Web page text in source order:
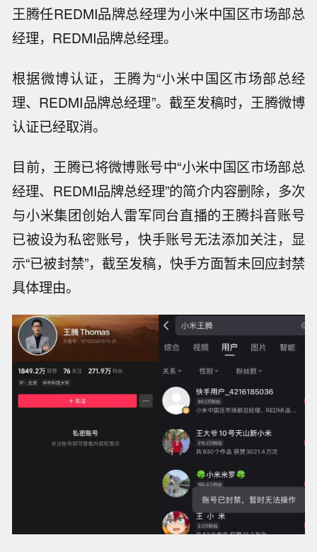
王腾任REDMI品牌总经理为小米中国区市场部总
经理，REDMI品牌总经理。
根据微博认证，王腾为“小米中国区市场部总经
理、REDMI品牌总经理”。截至发稿时，王腾微博
认证已经取消。
目前，王腾已将微博账号中“小米中国区市场部总
经理、REDMI品牌总经理”的简介内容删除，多次
与小米集团创始人雷军同台直播的王腾抖音账号
已被设为私密账号，快手账号无法添加关注，显
示“已被封禁”，截至发稿，快手方面暂未回应封禁
具体理由。